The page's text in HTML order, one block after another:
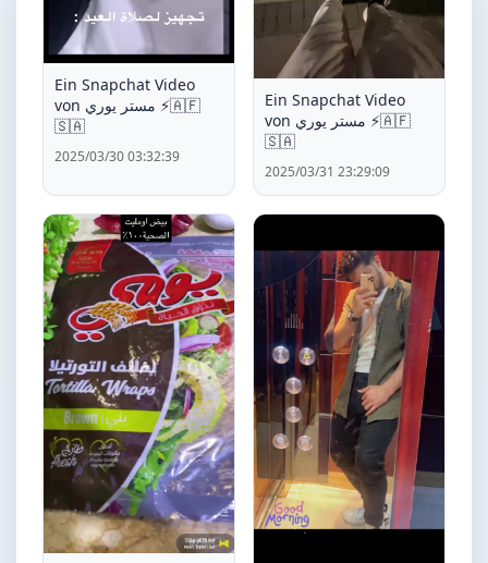
Ein Snapchat Video
von مستر يوري ⚡️🇦🇫
🇸🇦
2025/03/30 03:32:39
Ein Snapchat Video
von مستر يوري ⚡️🇦🇫
🇸🇦
2025/03/31 23:29:09